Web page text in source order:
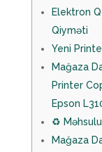
Elektron
Qiyməti
Yeni
Mağaza
Printer
Epson
♻️
Mağaza